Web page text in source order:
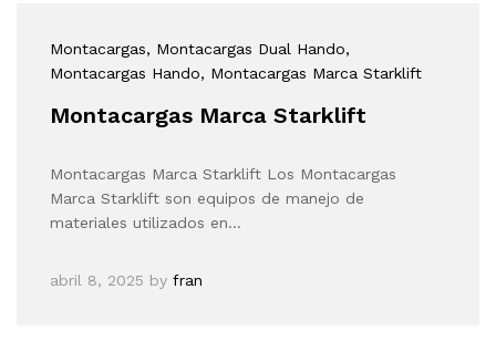
Montacargas, Montacargas Dual Hando,
Montacargas Hando, Montacargas Marca Starklift
Montacargas Marca Starklift
Montacargas Marca Starklift Los Montacargas
Marca Starklift son equipos de manejo de
materiales utilizados en…
abril 8, 2025 by fran